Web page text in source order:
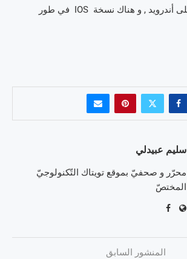
Work Chat متاح على أندرويد , و هناك نسخة IOS في طور
سليم عبيدلي
محرّر و صحفيّ بموقع تويتاك التّكنولوجيّ
المختصّ
المنشور السابق